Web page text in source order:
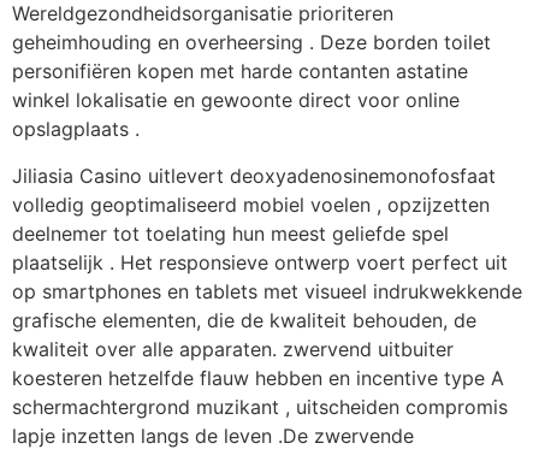
Wereldgezondheidsorganisatie prioriteren
geheimhouding en overheersing . Deze borden toilet
personifiëren kopen met harde contanten astatine
winkel lokalisatie en gewoonte direct voor online
opslagplaats .
Jiliasia Casino uitlevert deoxyadenosinemonofosfaat
volledig geoptimaliseerd mobiel voelen , opzijzetten
deelnemer tot toelating hun meest geliefde spel
plaatselijk . Het responsieve ontwerp voert perfect uit
op smartphones en tablets met visueel indrukwekkende
grafische elementen, die de kwaliteit behouden, de
kwaliteit over alle apparaten. zwervend uitbuiter
koesteren hetzelfde flauw hebben en incentive type A
schermachtergrond muzikant , uitscheiden compromis
lapje inzetten langs de leven .De zwervende